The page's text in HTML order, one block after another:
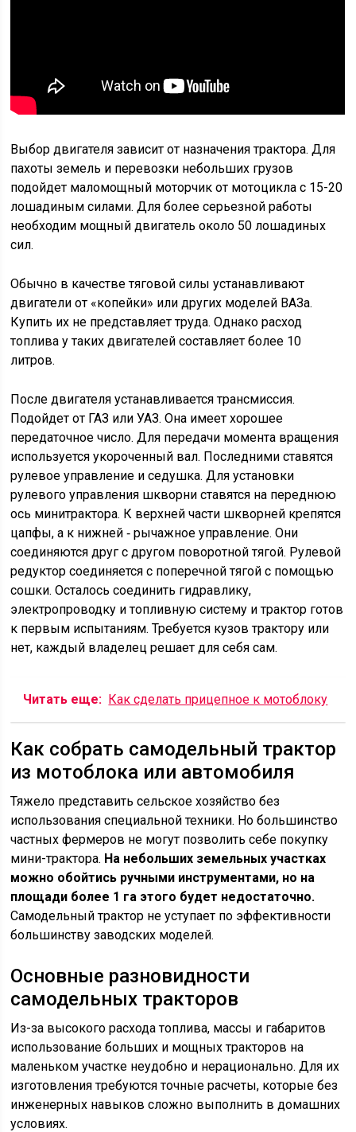
Выбор двигателя зависит от назначения трактора. Для
пахоты земель и перевозки небольших грузов
подойдет маломощный моторчик от мотоцикла с 15-20
лошадиным силами. Для более серьезной работы
необходим мощный двигатель около 50 лошадиных
сил.
Обычно в качестве тяговой силы устанавливают
двигатели от «копейки» или других моделей ВАЗа.
Купить их не представляет труда. Однако расход
топлива у таких двигателей составляет более 10
литров.
После двигателя устанавливается трансмиссия.
Подойдет от ГАЗ или УАЗ. Она имеет хорошее
передаточное число. Для передачи момента вращения
используется укороченный вал. Последними ставятся
рулевое управление и седушка. Для установки
рулевого управления шкворни ставятся на переднюю
ось минитрактора. К верхней части шкворней крепятся
цапфы, а к нижней ‑ рычажное управление. Они
соединяются друг с другом поворотной тягой. Рулевой
редуктор соединяется с поперечной тягой с помощью
сошки. Осталось соединить гидравлику,
электропроводку и топливную систему и трактор готов
к первым испытаниям. Требуется кузов трактору или
нет, каждый владелец решает для себя сам.
Читать еще: Как сделать прицепное к мотоблоку
Как собрать самодельный трактор
из мотоблока или автомобиля
Тяжело представить сельское хозяйство без
использования специальной техники. Но большинство
частных фермеров не могут позволить себе покупку
мини-трактора. На небольших земельных участках
можно обойтись ручными инструментами, но на
площади более 1 га этого будет недостаточно.
Самодельный трактор не уступает по эффективности
большинству заводских моделей.
Основные разновидности
самодельных тракторов
Из-за высокого расхода топлива, массы и габаритов
использование больших и мощных тракторов на
маленьком участке неудобно и нерационально. Для их
изготовления требуются точные расчеты, которые без
инженерных навыков сложно выполнить в домашних
условиях.